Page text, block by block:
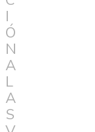
I
Ó
N
A
L
A
S